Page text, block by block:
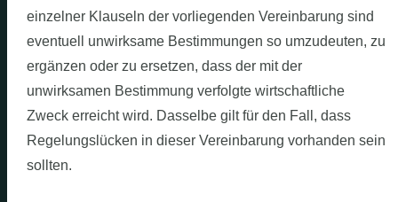
einzelner Klauseln der vorliegenden Vereinbarung sind
eventuell unwirksame Bestimmungen so umzudeuten, zu
ergänzen oder zu ersetzen, dass der mit der
unwirksamen Bestimmung verfolgte wirtschaftliche
Zweck erreicht wird. Dasselbe gilt für den Fall, dass
Regelungslücken in dieser Vereinbarung vorhanden sein
sollten.